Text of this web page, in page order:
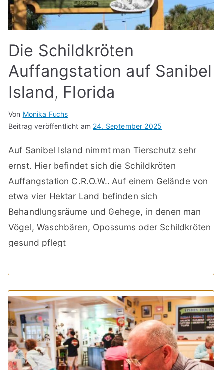
Die Schildkröten
Auffangstation auf Sanibel
Island, Florida
Von Monika Fuchs
Beitrag veröffentlicht am 24. September 2025
Auf Sanibel Island nimmt man Tierschutz sehr
ernst. Hier befindet sich die Schildkröten
Auffangstation C.R.O.W.. Auf einem Gelände von
etwa vier Hektar Land befinden sich
Behandlungsräume und Gehege, in denen man
Vögel, Waschbären, Opossums oder Schildkröten
gesund pflegt